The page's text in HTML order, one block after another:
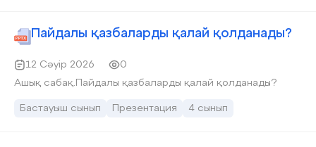
Пайдалы қазбаларды қалай қолданады?
12 Сәуір 2026
0
Ашық сабақ.Пайдалы қазбаларды қалай қолданады?
Бастауыш сынып Презентация 4 сынып